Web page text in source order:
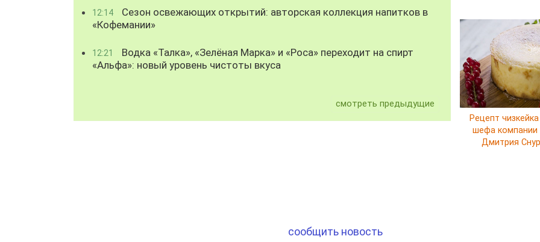
12:14
Сезон освежающих открытий: авторская коллекция напитков в
«Кофемании»
12:21
Водка «Талка», «Зелёная Марка» и «Роса» переходит на спирт
«Альфа»: новый уровень чистоты вкуса
смотреть предыдущие
Рецепт
шефа компании
Дмитрия
сообщить новость